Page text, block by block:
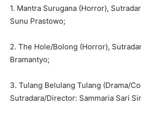
1. Mantra Surugana (Horror),
Sunu Prastowo;
2. The Hole/Bolong (Horror),
Bramantyo;
3. Tulang Belulang Tulang (Drama/
Sutradara/Director: Sammaria Sari